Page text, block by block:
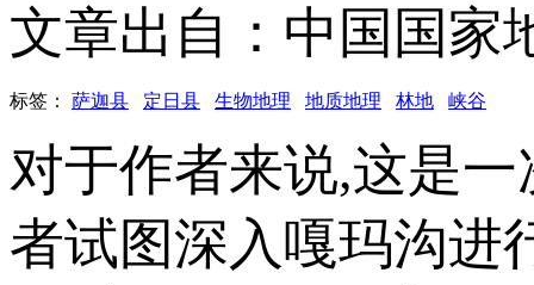
文章出自：中国国家
标签： 萨迦县 定日县 生物地理 地质地理 林地 峡谷
对于作者来说,这是
者试图深入嘎玛沟进